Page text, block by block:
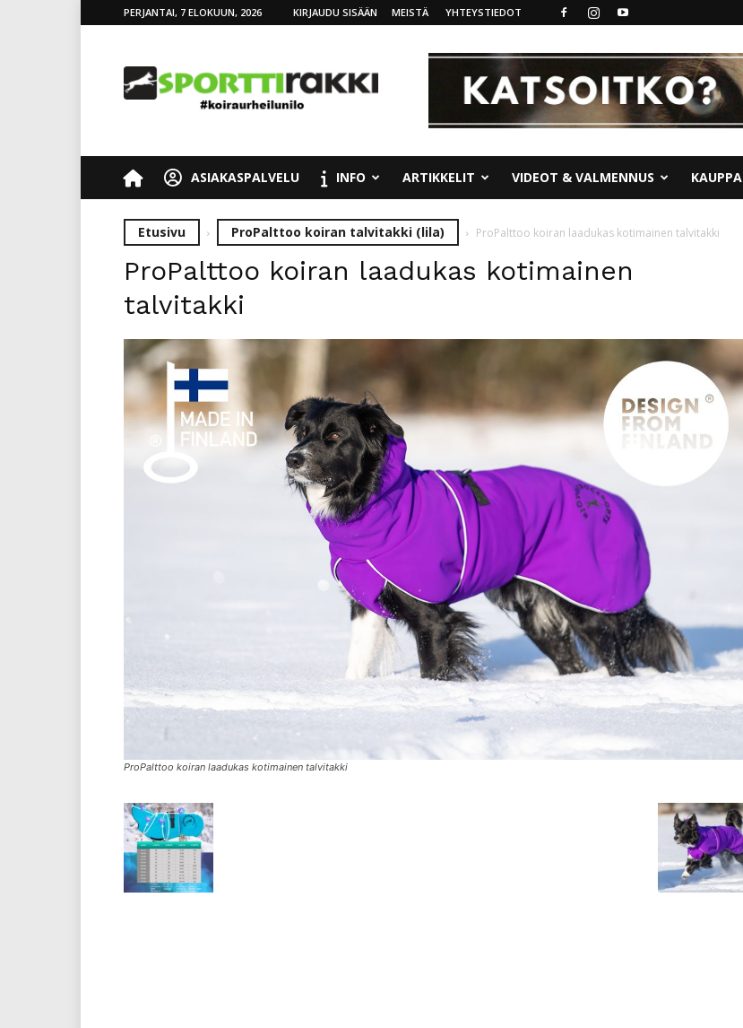
PERJANTAI, 7 ELOKUUN, 2026 KIRJAUDU SISÄÄN MEISTÄ YHTEYSTIEDOT
ASIAKASPALVELU INFO ARTIKKELIT VIDEOT & VALMENNUS KAUPPA
Etusivu ProPalttoo koiran talvitakki (lila) ProPalttoo koiran laadukas kotimainen talvitakki
ProPalttoo koiran laadukas kotimainen
talvitakki
ProPalttoo koiran laadukas kotimainen talvitakki